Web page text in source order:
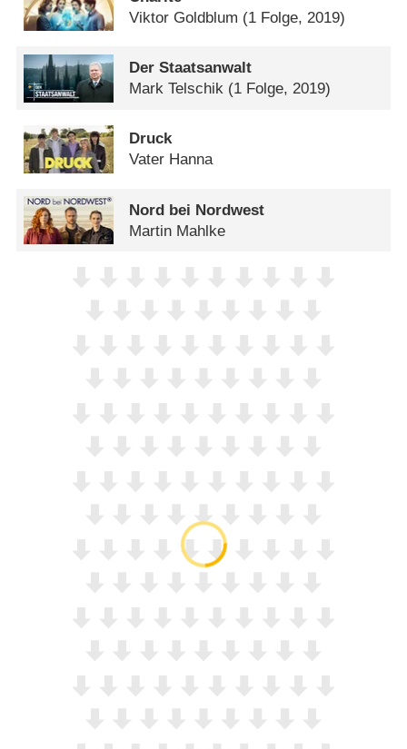
Viktor Goldblum (1 Folge, 2019)
Der Staatsanwalt
Mark Telschik (1 Folge, 2019)
Druck
Vater Hanna
Nord bei Nordwest
Martin Mahlke